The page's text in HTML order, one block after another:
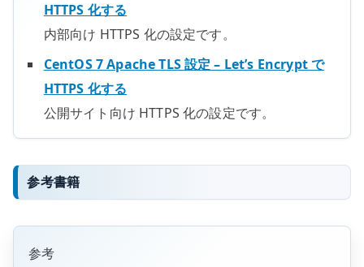
HTTPS 化する
内部向け HTTPS 化の設定です。
CentOS 7 Apache TLS 設定 – Let’s Encrypt で
HTTPS 化する
公開サイト向け HTTPS 化の設定です。
参考書籍
参考